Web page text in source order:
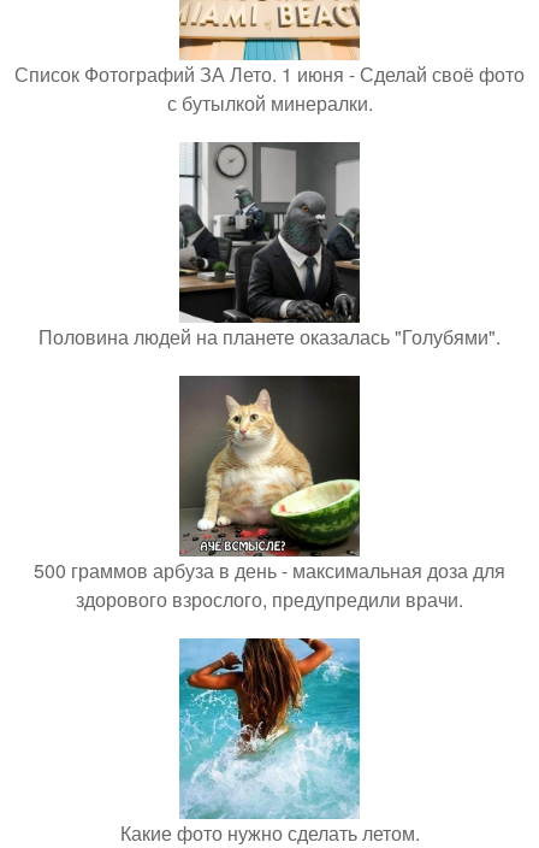
Список Фотографий ЗА Лето. 1 июня - Сделай своё фото
с бутылкой минералки.
Половина людей на планете оказалась "Голубями".
500 граммов арбуза в день - максимальная доза для
здорового взрослого, предупредили врачи.
Какие фото нужно сделать летом.